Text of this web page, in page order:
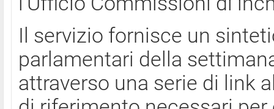
Il servizio fornisce un
parlamentari della
attraverso una serie di link